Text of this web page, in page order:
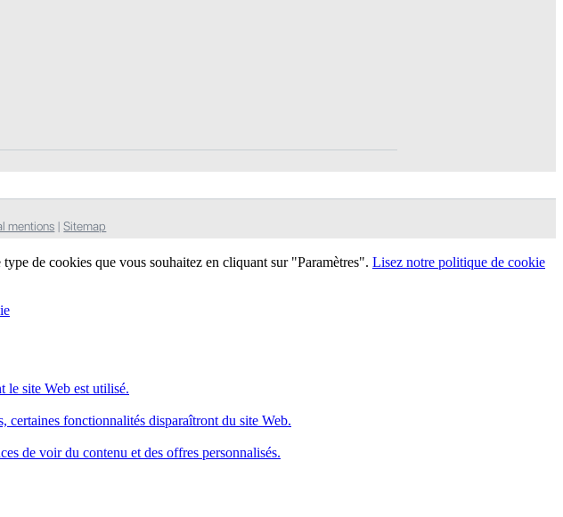
mentions |Sitemap
de cookies que vous souhaitez en cliquant sur "Paramètres". Lisez notre politique de cookie
le site Web est utilisé.
certaines fonctionnalités disparaîtront du site Web.
de voir du contenu et des offres personnalisés.